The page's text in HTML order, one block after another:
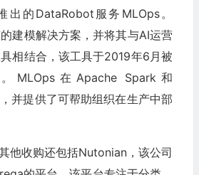
出的DataRobot服务MLOps。
建模解决方案，并将其与AI运营
相结合，该工具于2019年6月被
MLOps在Apache Spark和
并提供了可帮助组织在生产中部
他收购还包括Nutonian，该公司